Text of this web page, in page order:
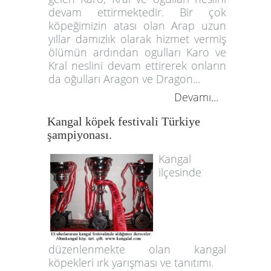
devam ettirmektedir. Bir çok
köpeğimizin atası olan Arap uzun
yıllar damızlık olarak hizmet vermiş
ölümün ardından ogulları Karo ve
Kral neslini devam ettirerek onların
da oğulları Aragon ve Dragon...
Devamı...
Kangal köpek festivali Türkiye
şampiyonası.
Kangal
ilçesinde
düzenlenmekte olan kangal
köpekleri ırk yarışması ve tanıtımı.